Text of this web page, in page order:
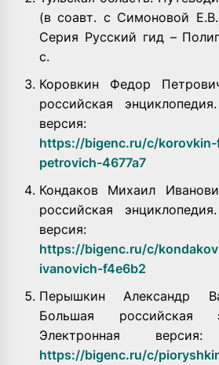
(в соавт. с Симоновой
Серия Русский гид –
с.
Коровкин Федор
российская
версия:
https://bigenc.ru/c/
petrovich-4677a7
Кондаков Михаил
российская
версия:
https://bigenc.ru/c/
ivanovich-f4e6b2
Перышкин Александр
Большая российская
Электронная версия:
https://bigenc.ru/c/